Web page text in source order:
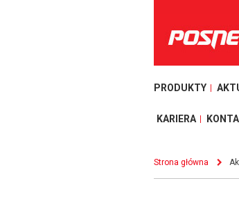
PRODUKTY
KARIERA
Strona główna